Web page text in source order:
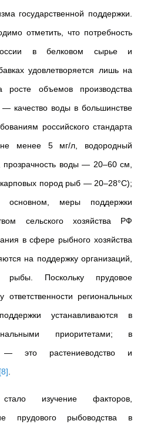
государственной поддержки.
отметить, что потребность
в белковом сырье и
удовлетворяется лишь на
росте объемов производства
качество воды в большинстве
российского стандарта
не менее 5 мг/л, водородный
воды — 20–60 см,
пород рыб — 20–28°C);
меры поддержки
сельского хозяйства РФ
в сфере рыбного хозяйства
на поддержку организаций,
рыбы. Поскольку прудовое
ответственности региональных
устанавливаются в
приоритетами; в
— это растениеводство и
[8]
изучение факторов,
прудового рыбоводства в